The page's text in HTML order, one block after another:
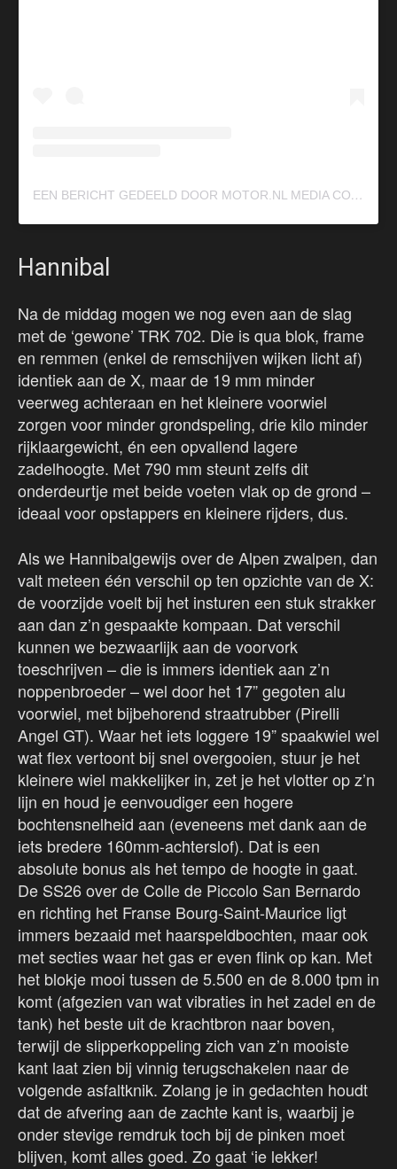
E
EN BERICHT GEDEELD DOOR MOTOR.NL MEDIA COMPANY (@MOTOR.NL_)
Hannibal
Na de middag mogen we nog even aan de slag
met de ‘gewone’ TRK 702. Die is qua blok, frame
en remmen (enkel de remschijven wijken licht af)
identiek aan de X, maar de 19 mm minder
veerweg achteraan en het kleinere voorwiel
zorgen voor minder grondspeling, drie kilo minder
rijklaargewicht, én een opvallend lagere
zadelhoogte. Met 790 mm steunt zelfs dit
onderdeurtje met beide voeten vlak op de grond –
ideaal voor opstappers en kleinere rijders, dus.
Als we Hannibalgewijs over de Alpen zwalpen, dan
valt meteen één verschil op ten opzichte van de X:
de voorzijde voelt bij het insturen een stuk strakker
aan dan z’n gespaakte kompaan. Dat verschil
kunnen we bezwaarlijk aan de voorvork
toeschrijven – die is immers identiek aan z’n
noppenbroeder – wel door het 17” gegoten alu
voorwiel, met bijbehorend straatrubber (Pirelli
Angel GT). Waar het iets loggere 19” spaakwiel wel
wat flex vertoont bij snel overgooien, stuur je het
kleinere wiel makkelijker in, zet je het vlotter op z’n
lijn en houd je eenvoudiger een hogere
bochtensnelheid aan (eveneens met dank aan de
iets bredere 160mm-achterslof). Dat is een
absolute bonus als het tempo de hoogte in gaat.
De SS26 over de Colle de Piccolo San Bernardo
en richting het Franse Bourg-Saint-Maurice ligt
immers bezaaid met haarspeldbochten, maar ook
met secties waar het gas er even flink op kan. Met
het blokje mooi tussen de 5.500 en de 8.000 tpm in
komt (afgezien van wat vibraties in het zadel en de
tank) het beste uit de krachtbron naar boven,
terwijl de slipperkoppeling zich van z’n mooiste
kant laat zien bij vinnig terugschakelen naar de
volgende asfaltknik. Zolang je in gedachten houdt
dat de afvering aan de zachte kant is, waarbij je
onder stevige remdruk toch bij de pinken moet
blijven, komt alles goed. Zo gaat ‘ie lekker!